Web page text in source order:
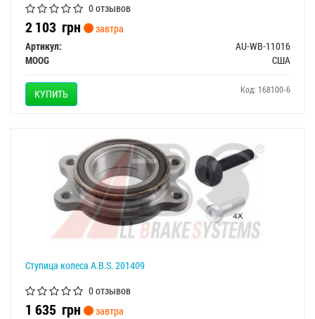
0 отзывов
2 103 грн
завтра
Артикул:
AU-WB-11016
MOOG
США
КУПИТЬ Код: 168100-6
Ступица колеса A.B.S. 201409
0 отзывов
1 635 грн
завтра